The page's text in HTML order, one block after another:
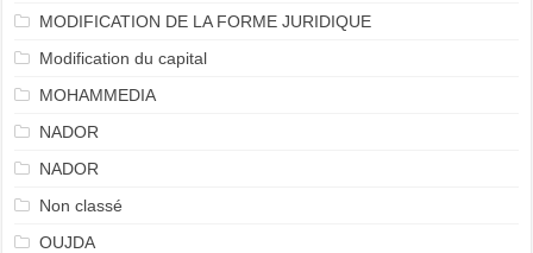
MODIFICATION DE LA FORME JURIDIQUE
Modification du capital
MOHAMMEDIA
NADOR
NADOR
Non classé
OUJDA